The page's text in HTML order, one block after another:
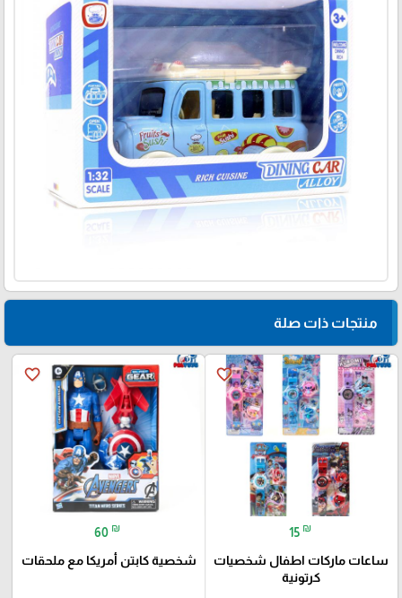
منتجات ذات صلة
favorite_border
15 ₪
ساعات ماركات اطفال شخصيات
كرتونية
favorite_border
60 ₪
شخصية كابتن أمريكا مع ملحقات